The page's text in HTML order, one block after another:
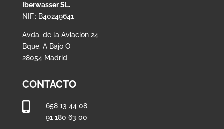
Iberwasser SL.
NIF.: B40249641
Avda. de la Aviación 24
Bque. A Bajo O
28054 Madrid
CONTACTO
658 13 44 08
91 180 63 00